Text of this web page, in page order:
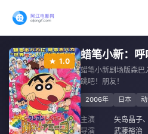
1.0
蜡笔小新：呼
蜡笔小新剧场版森巴
跳吧！朋友！
2006年 日本
主演 矢岛晶子、
导演
武藤裕治